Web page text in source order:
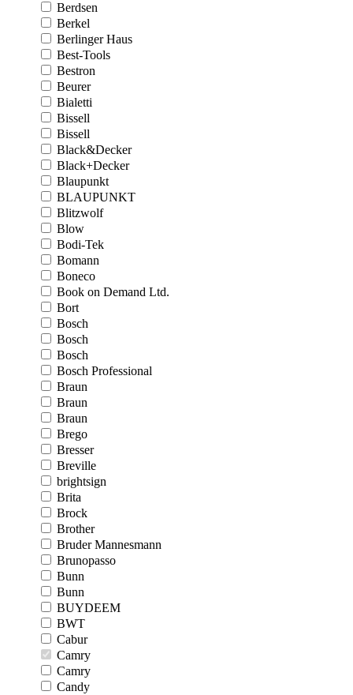
Berdsen
Berkel
Berlinger Haus
Best-Tools
Bestron
Beurer
Bialetti
Bissell
Bissell
Black&Decker
Black+Decker
Blaupunkt
BLAUPUNKT
Blitzwolf
Blow
Bodi-Tek
Bomann
Boneco
Book on Demand Ltd.
Bort
Bosch
Bosch
Bosch
Bosch Professional
Braun
Braun
Braun
Brego
Bresser
Breville
brightsign
Brita
Brock
Brother
Bruder Mannesmann
Brunopasso
Bunn
Bunn
BUYDEEM
BWT
Cabur
Camry
Camry
Candy